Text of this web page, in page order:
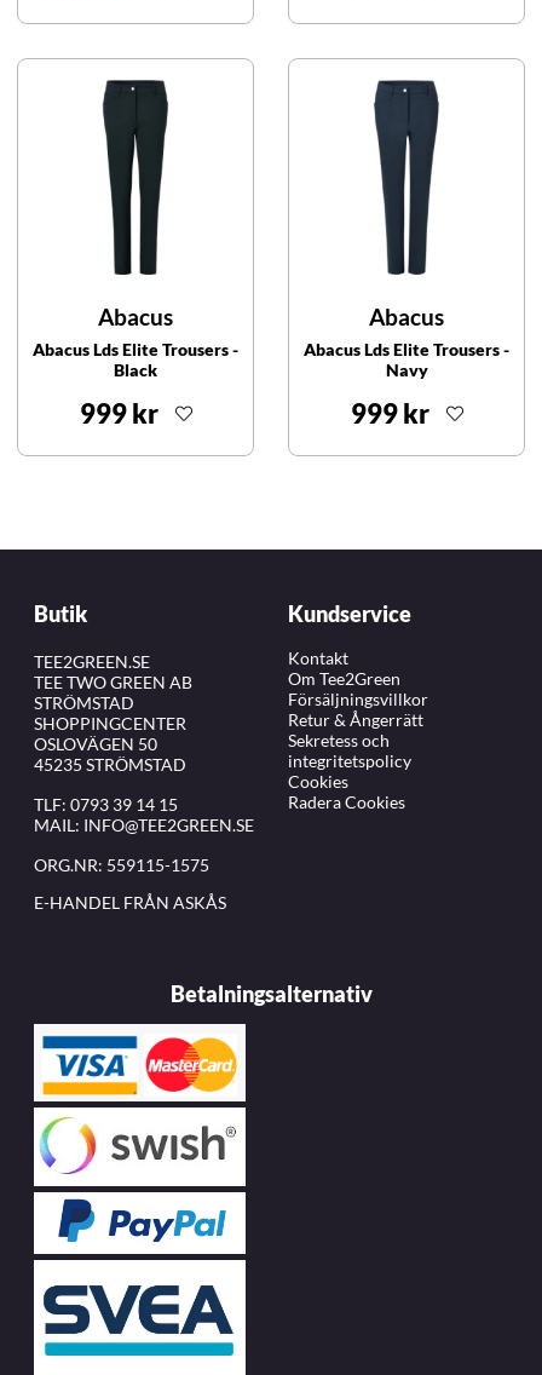
Abacus
Abacus Lds Elite Trousers -
Black
999 kr
Abacus
Abacus Lds Elite Trousers -
Navy
999 kr
Butik
TEE2GREEN.SE
TEE TWO GREEN AB
STRÖMSTAD
SHOPPINGCENTER
OSLOVÄGEN 50
45235 STRÖMSTAD
TLF: 0793 39 14 15
MAIL: INFO@TEE2GREEN.SE
ORG.NR: 559115-1575
E-HANDEL FRÅN ASKÅS
Kundservice
Kontakt
Om Tee2Green
Försäljningsvillkor
Retur & Ångerrätt
Sekretess och
integritetspolicy
Cookies
Radera Cookies
Betalningsalternativ